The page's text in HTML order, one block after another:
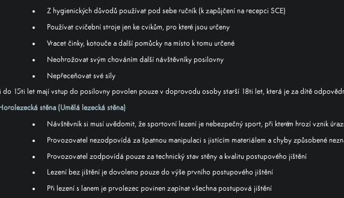
Z hygienických důvodů používat pod sebe ručník (k zapůjčení na recepci SCE)
Používat cvičební stroje jen ke cvikům, pro které jsou určeny
Vracet činky, kotouče a další pomůcky na místo k tomu určené
Neohrožovat svým chováním další návštěvníky posilovny
Nepřeceňovat své síly
do 15ti let mají vstup do posilovny povolen pouze v doprovodu osoby starší 18ti let, která je za dítě
stěna (Umělá lezecká stěna)
Návštěvník si musí uvědomit, že sportovní lezení je nebezpečný sport, při kterém hrozí vznik
Provozovatel nezodpovídá za špatnou manipulaci s jistícím materiálem a chyby způsobené
Provozovatel zodpovídá pouze za technický stav stěny a kvalitu postupového jištění
Lezení bez jištění je dovoleno pouze do výše prvního postupového jištění
Při lezení s lanem je prvolezec povinen zapínat všechna postupová jištění